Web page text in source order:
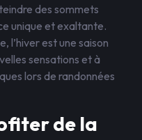
des sommets
unique et exaltante.
l’hiver est une saison
sensations et à
lors de randonnées
de la